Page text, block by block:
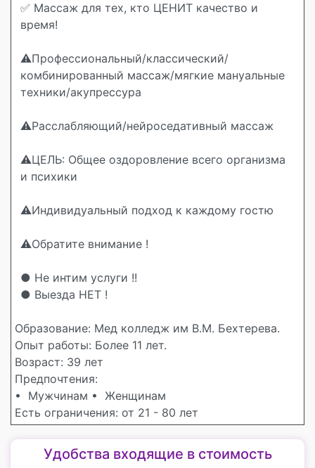
✅️ Массаж для тех, кто ЦЕНИТ качество и
время!
⚠️Профессиональный/классический/
комбинированный массаж/мягкие мануальные
техники/акупрессура
⚠️Расслабляющий/нейроседативный массаж
⚠️ЦЕЛЬ: Общее оздоровление всего организма
и психики
⚠️Индивидуальный подход к каждому гостю
⚠️Обратите внимание !
● Не интим услуги !!
● Выезда НЕТ !
Образование: Мед колледж им В.М. Бехтерева.
Опыт работы: Более 11 лет.
Возраст: 39 лет
Предпочтения:
• Мужчинам • Женщинам
Есть ограничения: от 21 - 80 лет
Удобства входящие в стоимость